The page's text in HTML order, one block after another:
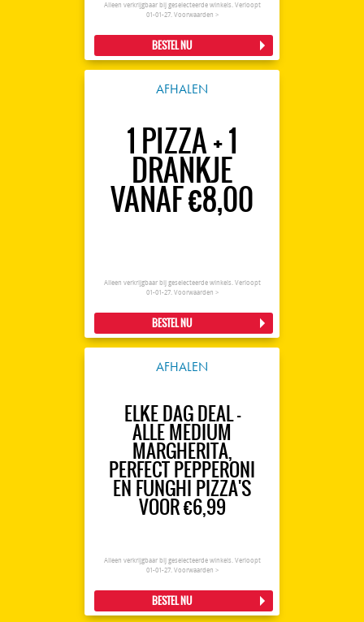
Alleen verkrijgbaar bij geselecteerde winkels. Verloopt
01-01-27. Voorwaarden >
BESTEL NU
AFHALEN
1 PIZZA + 1
DRANKJE
VANAF €8,00
Alleen verkrijgbaar bij geselecteerde winkels. Verloopt
01-01-27. Voorwaarden >
BESTEL NU
AFHALEN
ELKE DAG DEAL -
ALLE MEDIUM
MARGHERITA,
PERFECT PEPPERONI
EN FUNGHI PIZZA'S
VOOR €6,99
Alleen verkrijgbaar bij geselecteerde winkels. Verloopt
01-01-27. Voorwaarden >
BESTEL NU